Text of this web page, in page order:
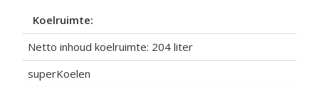
Koelruimte:
Netto inhoud koelruimte: 204 liter
superKoelen